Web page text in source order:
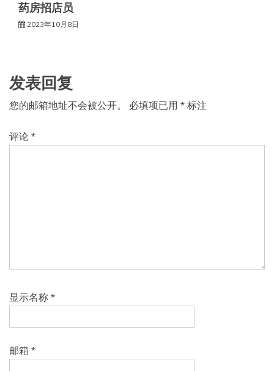
药房招店员
2023年10月8日
发表回复
您的邮箱地址不会被公开。 必填项已用 * 标注
评论 *
显示名称 *
邮箱 *